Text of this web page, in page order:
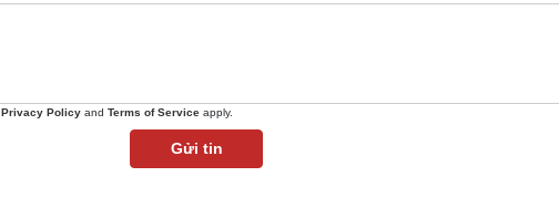
Privacy Policy and Terms of Service apply.
Gửi tin